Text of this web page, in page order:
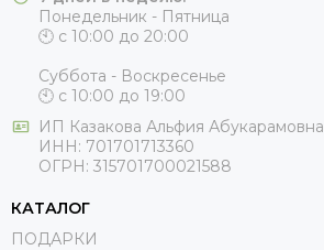
Понедельник - Пятница
🕙 с 10:00 до 20:00
Суббота - Воскресенье
🕙 с 10:00 до 19:00
ИП Казакова Альфия Абукарамовна
ИНН: 701701713360
ОГРН: 315701700021588
КАТАЛОГ
ПОДАРКИ